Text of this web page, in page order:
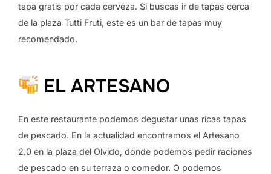
tapa gratis por cada cerveza. Si buscas ir de tapas cerca
de la plaza Tutti Fruti, este es un bar de tapas muy
recomendado.
EL ARTESANO
En este restaurante podemos degustar unas ricas tapas
de pescado. En la actualidad encontramos el Artesano
2.0 en la plaza del Olvido, donde podemos pedir raciones
de pescado en su terraza o comedor. O podemos